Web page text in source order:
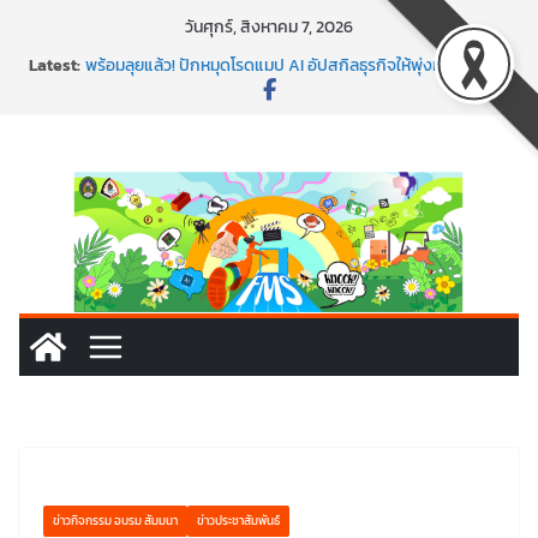
วันศุกร์, สิงหาคม 7, 2026
Latest:พร้อมลุยแล้ว! ปักหมุดโรดแมป AI อัปสกิลธุรกิจให้พุ่งทะยาน
พาธุรกิจท้องถิ่นสู่ตลาดโลก ด้วยเทคโนโลยี AI!
นอกจากเทคโนโลยีจะล้ำ หัวใจคนทำธุรกิจก็ต้องสตรอง!
ข่าวกิจกรรม อบรม สัมมนา ข่าวประชาสัมพันธ์